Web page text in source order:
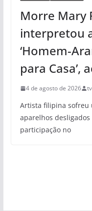
Morre Mary
interpretou
‘Homem-
para Casa’,
4 de agosto de 2026
Artista filipina sofreu
aparelhos
participação no